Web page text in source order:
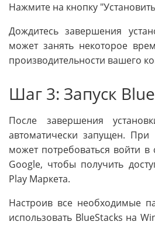
Нажмите на кнопку
Дождитесь завершения
может занять некоторое
производительности вашего
Шаг 3: Запуск
После завершения
автоматически запущен.
может потребоваться войти
Google, чтобы получить
Play Маркета.
Настроив все необходимые
использовать BlueStacks на